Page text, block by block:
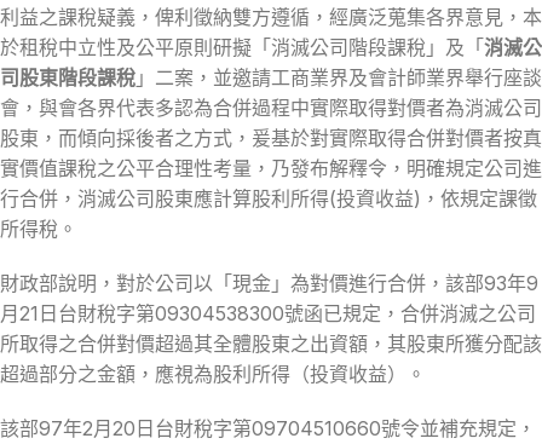
利益之課稅疑義，俾利徵納雙方遵循，經廣泛蒐集各界意見，本
於租稅中立性及公平原則研擬「消滅公司階段課稅」及「消滅公
司股東階段課稅 」二案，並邀請工商業界及會計師業界舉行座談
會，與會各界代表多認為合併過程中實際取得對價者為消滅公司
股東，而傾向採後者之方式，爰基於對實際取得合併對價者按真
實價值課稅之公平合理性考量，乃發布解釋令，明確規定公司進
行合併，消滅公司股東應計算股利所得(投資收益)，依規定課徵
所得稅。
財政部說明，對於公司以「現金」為對價進行合併，該部93年9
月21日台財稅字第09304538300號函已規定，合併消滅之公司
所取得之合併對價超過其全體股東之出資額，其股東所獲分配該
超過部分之金額，應視為股利所得（投資收益）。
該部97年2月20日台財稅字第09704510660號令並補充規定，